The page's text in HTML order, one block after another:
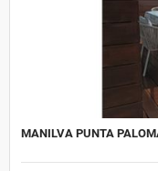
MANILVA PUNTA